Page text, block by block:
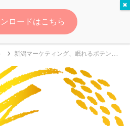
無料
新潟マーケティング、眠れるポテンシャルを呼び覚ませ！魚沼産コシヒカリで成功したブランド戦略に迫る
会員登録
ロードはこちら